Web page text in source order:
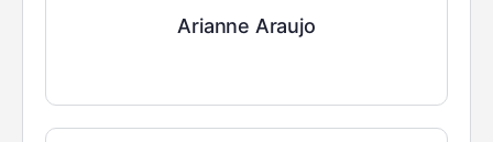
Arianne Araujo